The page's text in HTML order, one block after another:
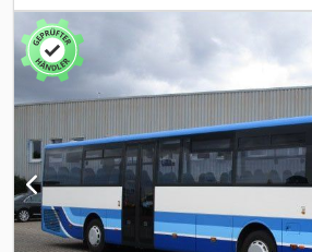
R22.5, Baujahr:2016, Maschinen-/
WMAR07ZZ0GT024456
, Ausstattung:
Tempomat
, Wir weisen auf einen kleinen
Lackschaden an der rechten
Auslieferung des Fahrzeugs behoben wird.
ACC, unabhängiger Innenbeleuchtung
Außenbeklebung ist foliert und
dass die Fahrzeugdokumente aus Spanien
eines Verkaufs in Italien liegen die Kosten
und Zulassung beim Käufer. Dkedpfszf A S
Fahrzeug ist zum Sofortkaufpreis